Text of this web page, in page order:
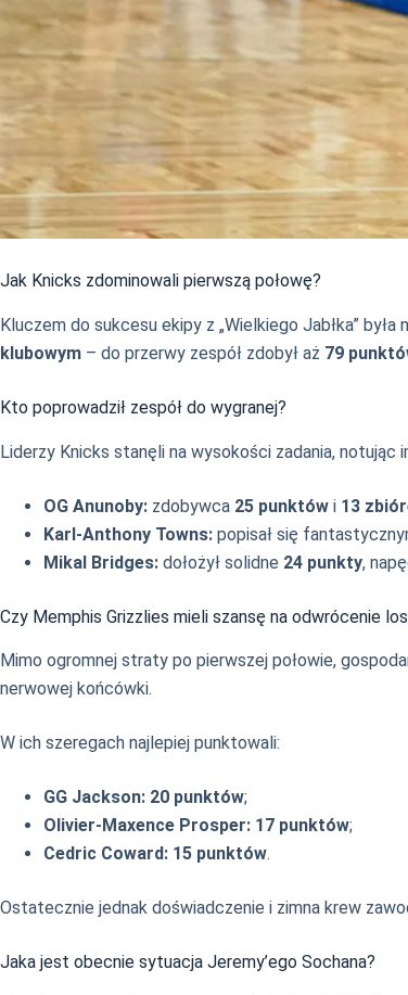
Jak Knicks zdominowali pierwszą połowę?
Kluczem do sukcesu ekipy z „Wielkiego Jabłka”
klubowym – do przerwy zespół zdobył aż 79
Kto poprowadził zespół do wygranej?
Liderzy Knicks stanęli na wysokości zadania,
OG Anunoby: zdobywca 25 punktów i 13
Karl-Anthony Towns: popisał się
Mikal Bridges: dołożył solidne 24 punkty,
Czy Memphis Grizzlies mieli szansę na odwrócenie
Mimo ogromnej straty po pierwszej połowie,
nerwowej końcówki.
W ich szeregach najlepiej punktowali:
GG Jackson: 20 punktów;
Olivier-Maxence Prosper: 17 punktów;
Cedric Coward: 15 punktów.
Ostatecznie jednak doświadczenie i zimna krew
Jaka jest obecnie sytuacja Jeremy’ego Sochana?